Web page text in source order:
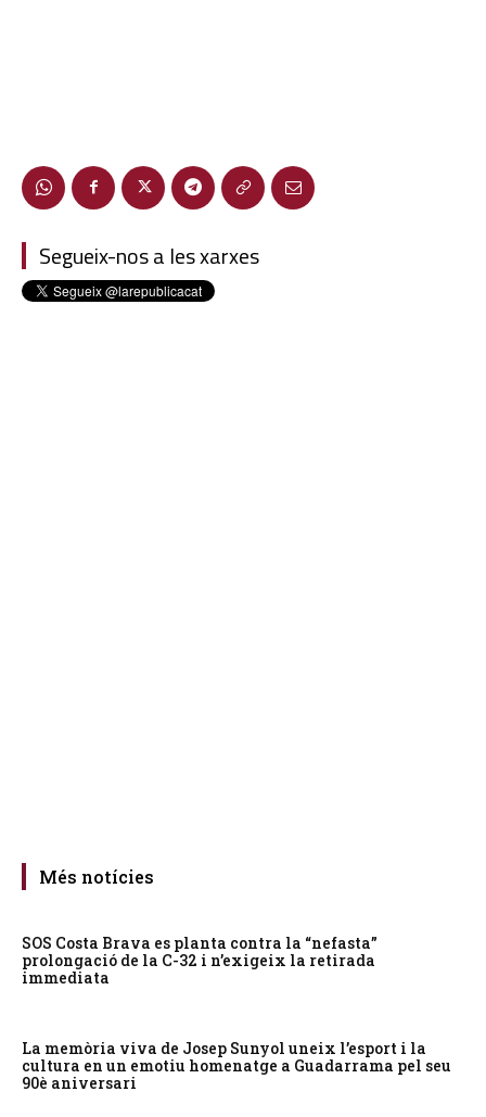
Segueix-nos a les xarxes
Més notícies
SOS Costa Brava es planta contra la “nefasta”
prolongació de la C-32 i n’exigeix la retirada
immediata
La memòria viva de Josep Sunyol uneix l’esport i la
cultura en un emotiu homenatge a Guadarrama pel seu
90è aniversari